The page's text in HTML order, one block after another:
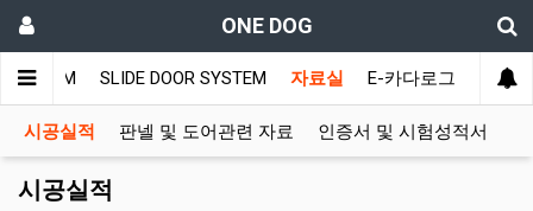
ONE DOG
SYSTEM SLIDE DOOR SYSTEM 자료실 E-카다로그
시공실적 판넬 및 도어관련 자료 인증서 및 시험성적서
시공실적